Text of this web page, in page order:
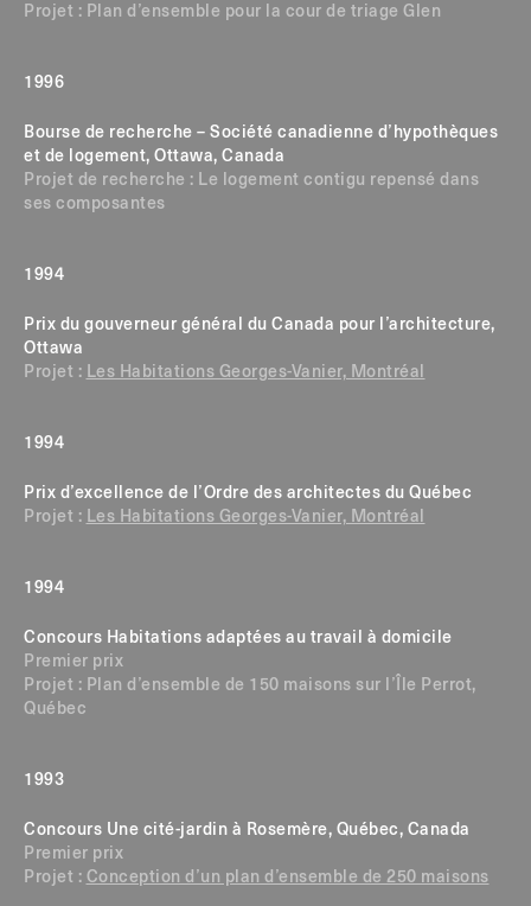
Projet : Plan d’ensemble pour la cour de triage Glen
1996
Bourse de recherche – Société canadienne d’hypothèques
et de logement, Ottawa, Canada
Projet de recherche : Le logement contigu repensé dans
ses composantes
1994
Prix du gouverneur général du Canada pour l’architecture,
Ottawa
Projet : Les Habitations Georges-Vanier, Montréal
1994
Prix d’excellence de l’Ordre des architectes du Québec
Projet : Les Habitations Georges-Vanier, Montréal
1994
Concours Habitations adaptées au travail à domicile
Premier prix
Projet : Plan d’ensemble de 150 maisons sur l’Île Perrot,
Québec
1993
Concours Une cité-jardin à Rosemère, Québec, Canada
Premier prix
Projet : Conception d’un plan d’ensemble de 250 maisons